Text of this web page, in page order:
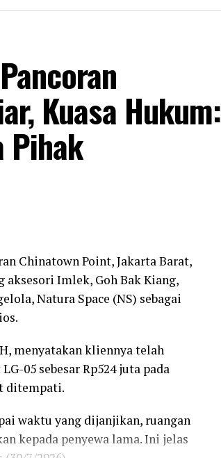
Kuasa Hukum:
Pihak
Chinatown Point, Jakarta Barat,
aksesori Imlek, Goh Bak Kiang,
Natura Space (NS) sebagai
menyatakan kliennya telah
05 sebesar Rp524 juta pada
ditempati.
waktu yang dijanjikan, ruangan
kepada penyewa lama. Ini jelas